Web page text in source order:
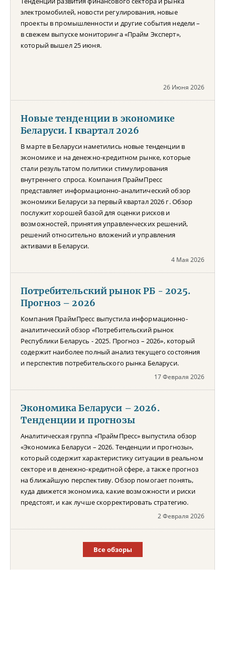
электромобилей, новости регулирования, новые
проекты в промышленности и другие события недели –
в свежем выпуске мониторинга «Прайм Эксперт»,
который вышел 25 июня.
26 Июня 2026
Новые тенденции в экономике
Беларуси. I квартал 2026
В марте в Беларуси наметились новые тенденции в
экономике и на денежно-кредитном рынке, которые
стали результатом политики стимулирования
внутреннего спроса. Компания ПраймПресс
представляет информационно-аналитический обзор
экономики Беларуси за первый квартал 2026 г. Обзор
послужит хорошей базой для оценки рисков и
возможностей, принятия управленческих решений,
решений относительно вложений и управления
активами в Беларуси.
4 Мая 2026
Потребительский рынок РБ - 2025.
Прогноз – 2026
Компания ПраймПресс выпустила информационно-
аналитический обзор «Потребительский рынок
Республики Беларусь - 2025. Прогноз – 2026», который
содержит наиболее полный анализ текущего состояния
и перспектив потребительского рынка Беларуси.
17 Февраля 2026
Экономика Беларуси – 2026.
Тенденции и прогнозы
Аналитическая группа «ПраймПресс» выпустила обзор
«Экономика Беларуси – 2026. Тенденции и прогнозы»,
который содержит характеристику ситуации в реальном
секторе и в денежно-кредитной сфере, а также прогноз
на ближайшую перспективу. Обзор помогает понять,
куда движется экономика, какие возможности и риски
предстоят, и как лучше скорректировать стратегию.
2 Февраля 2026
Все обзоры